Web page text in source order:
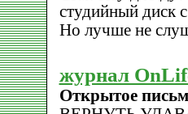
студийный диск
Но лучше не
журнал
Открытое